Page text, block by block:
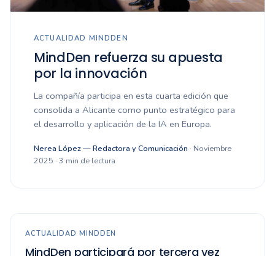
ACTUALIDAD MINDDEN
MindDen refuerza su apuesta
por la innovación
La compañía participa en esta cuarta edición que
consolida a Alicante como punto estratégico para
el desarrollo y aplicación de la IA en Europa.
Nerea López — Redactora y Comunicación · Noviembre
2025 · 3 min de lectura
ACTUALIDAD MINDDEN
MindDen participará por tercera vez